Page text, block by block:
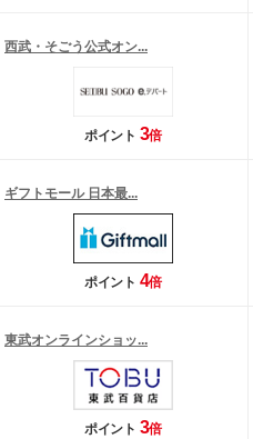
西武・そごう公式オン...
ポイント 3倍
ギフトモール 日本最...
ポイント 4倍
東武オンラインショッ...
ポイント 3倍